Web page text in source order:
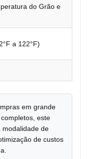
do Grão e
a 122°F)
em grande
este
modalidade de
de custos